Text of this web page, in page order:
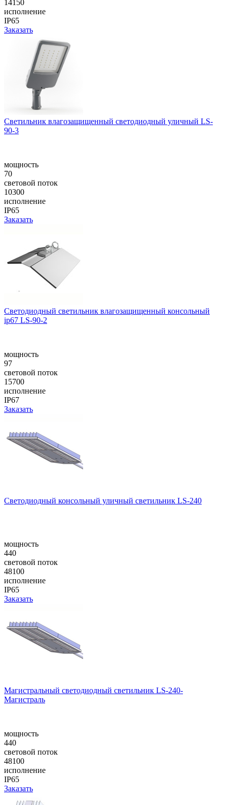
14150
исполнение
IP65
Заказать
Cветильник влагозащищенный светодиодный уличный LS-
90-3
мощность
70
световой поток
10300
исполнение
IP65
Заказать
Cветодиодный светильник влагозащищенный консольный
ip67 LS-90-2
мощность
97
световой поток
15700
исполнение
IP67
Заказать
Cветодиодный консольный уличный cветильник LS-240
мощность
440
световой поток
48100
исполнение
IP65
Заказать
Магистральный светодиодный светильник LS-240-
Магистраль
мощность
440
световой поток
48100
исполнение
IP65
Заказать